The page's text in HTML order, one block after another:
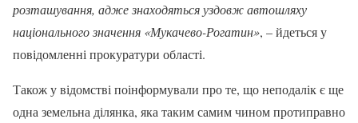
розташування, адже знаходяться уздовж автошляху
національного значення «Мукачево-Рогатин», – йдеться у
повідомленні прокуратури області.
Також у відомстві поінформували про те, що неподалік є ще
одна земельна ділянка, яка таким самим чином протиправно